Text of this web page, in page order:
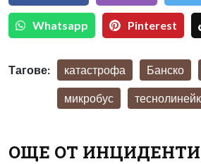
Whatsapp Pinterest
Тагове: катастрофа Банско
микробус
ОЩЕ ОТ ИНЦИДЕНТИ